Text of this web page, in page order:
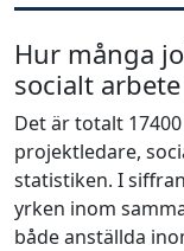
Hur många
socialt
Det är totalt
projektledare,
statistiken. I
yrken inom
både anställda